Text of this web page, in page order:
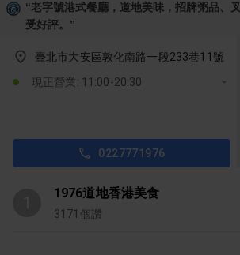
“老字號港式餐廳，道地美味，招牌粥品、
受好評。 ”
臺北市大安區敦化南路一段233巷11號
現正營業: 11:00-20:30
0227771976
1976道地香港美食
3171 個讚